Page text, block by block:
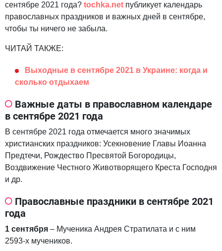
сентябре 2021 года? tochka.net публикует календарь
православных праздников и важных дней в сентябре,
чтобы ты ничего не забыла.
ЧИТАЙ ТАКЖЕ:
Выходные в сентябре 2021 в Украине: когда и
сколько отдыхаем
Важные даты в православном календаре
в сентябре 2021 года
В сентябре 2021 года отмечается много значимых
христианских праздников: Усекновение Главы Иоанна
Предтечи, Рождество Пресвятой Богородицы,
Воздвижение Честного Животворящего Креста Господня
и др.
Православные праздники в сентябре 2021
года
1 сентября – Мученика Андрея Стратилата и с ним
2593-х мучеников.